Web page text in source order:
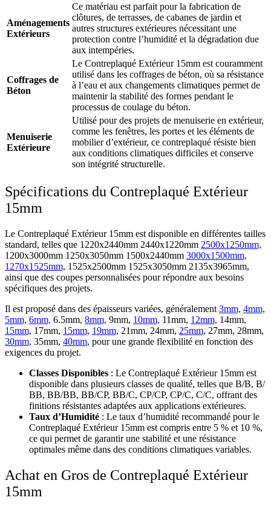
Aménagements
Extérieurs
Ce matériau est parfait pour la fabrication de
clôtures, de terrasses, de cabanes de jardin et
autres structures extérieures nécessitant une
protection contre l’humidité et la dégradation due
aux intempéries.
Coffrages de
Béton
Le Contreplaqué Extérieur 15mm est couramment
utilisé dans les coffrages de béton, où sa résistance
à l’eau et aux changements climatiques permet de
maintenir la stabilité des formes pendant le
processus de coulage du béton.
Menuiserie
Extérieure
Utilisé pour des projets de menuiserie en extérieur,
comme les fenêtres, les portes et les éléments de
mobilier d’extérieur, ce contreplaqué résiste bien
aux conditions climatiques difficiles et conserve
son intégrité structurelle.
Spécifications du Contreplaqué Extérieur
15mm
Le Contreplaqué Extérieur 15mm est disponible en différentes tailles
standard, telles que 1220х2440mm 2440х1220mm 2500x1250mm,
1200х3000mm 1250х3050mm 1500х2440mm 3000x1500mm,
1270x1525mm, 1525х2500mm 1525х3050mm 2135х3965mm,
ainsi que des coupes personnalisées pour répondre aux besoins
spécifiques des projets.
Il est proposé dans des épaisseurs variées, généralement 3mm, 4mm,
5mm, 6mm, 6.5mm, 8mm, 9mm, 10mm, 11mm, 12mm, 14mm,
15mm, 17mm, 15mm, 19mm, 21mm, 24mm, 25mm, 27mm, 28mm,
30mm, 35mm, 40mm, pour une grande flexibilité en fonction des
exigences du projet.
Classes Disponibles : Le Contreplaqué Extérieur 15mm est
disponible dans plusieurs classes de qualité, telles que В/В, В/
ВВ, ВВ/ВВ, ВB/CP, BB/C, CP/CP, CP/C, C/C, offrant des
finitions résistantes adaptées aux applications extérieures.
Taux d’Humidité : Le taux d’humidité recommandé pour le
Contreplaqué Extérieur 15mm est compris entre 5 % et 10 %,
ce qui permet de garantir une stabilité et une résistance
optimales même dans des conditions climatiques variables.
Achat en Gros de Contreplaqué Extérieur
15mm